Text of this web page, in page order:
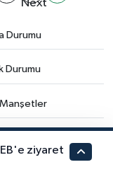
Durumu
Durumu
Manşetler
ziyaret